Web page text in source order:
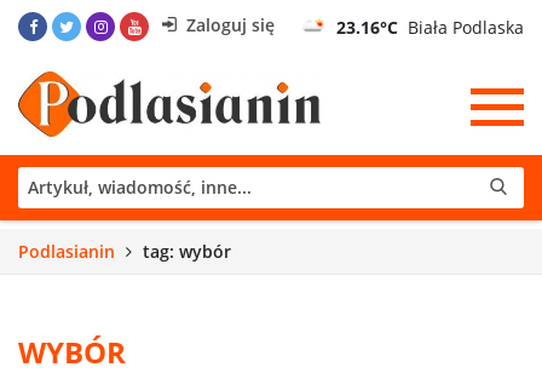
Zaloguj się 23.16°C Biała Podlaska
Podlasianin tag: wybór
WYBÓR